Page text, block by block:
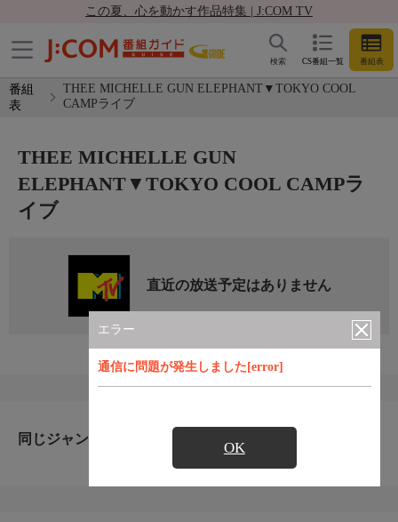
この夏、心を動かす作品特集 | J:COM TV
CS番組一覧 番組表
検索
番組
表
THEE MICHELLE GUN ELEPHANT▼TOKYO COOL
CAMPライブ
エラー
通信に問題が発生しました[error]
OK
THEE MICHELLE GUN
ELEPHANT▼TOKYO COOL CAMPラ
イブ
直近の放送予定はありません
同じジャンルのおすすめ番組